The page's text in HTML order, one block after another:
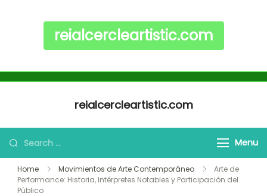
reialcercleartistic.com
reialcercleartistic.com
Search for: Menu
Home Movimientos de Arte Contemporáneo
Arte de
Performance: Historia, Intérpretes Notables y Participación del
Público